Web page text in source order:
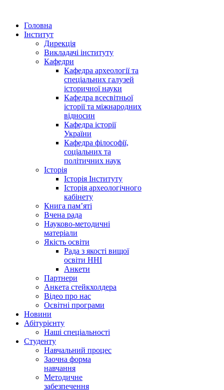
Головна
Інститут
Дирекція
Викладачі інституту
Кафедри
Кафедра археології та
спеціальних галузей
історичної науки
Кафедра всесвітньої
історії та міжнародних
відносин
Кафедра історії
України
Кафедра філософії,
соціальних та
політичних наук
Історія
Історія Інституту
Історія археологічного
кабінету
Книга памʼяті
Вчена рада
Науково-методичні
матеріали
Якість освіти
Рада з якості вищої
освіти ННІ
Анкети
Партнери
Анкета стейкхолдера
Відео про нас
Освітні програми
Hовини
Абітурієнту
Наші спеціальності
Студенту
Навчальний процес
Заочна форма
навчання
Методичне
забезпечення